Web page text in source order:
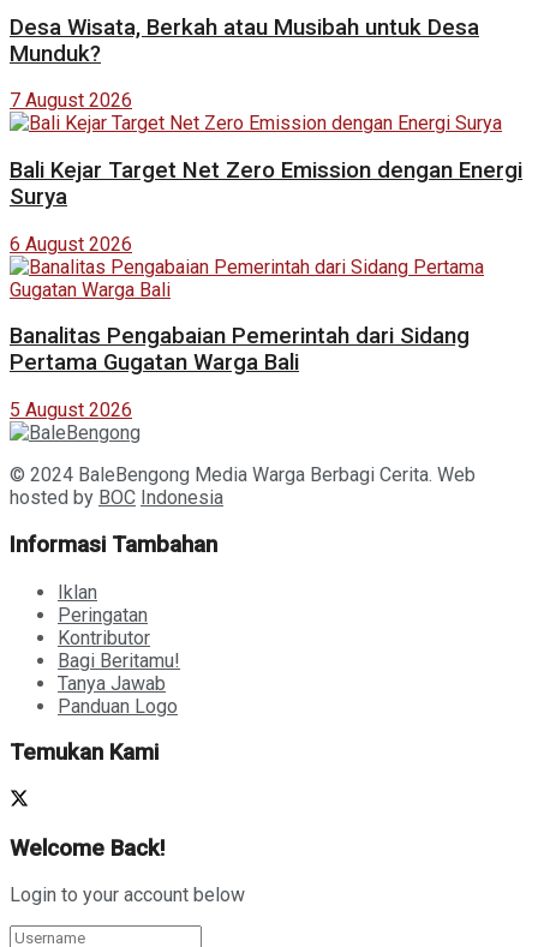
Desa Wisata, Berkah atau Musibah untuk Desa
Munduk?
7 August 2026
Bali Kejar Target Net Zero Emission dengan Energi
Surya
6 August 2026
Banalitas Pengabaian Pemerintah dari Sidang
Pertama Gugatan Warga Bali
5 August 2026
© 2024 BaleBengong Media Warga Berbagi Cerita. Web
hosted by BOC Indonesia
Informasi Tambahan
Iklan
Peringatan
Kontributor
Bagi Beritamu!
Tanya Jawab
Panduan Logo
Temukan Kami
Welcome Back!
Login to your account below